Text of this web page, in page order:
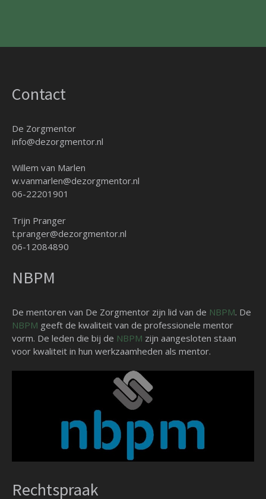
Contact
De Zorgmentor
info@dezorgmentor.nl
Willem van Marlen
w.vanmarlen@dezorgmentor.nl
06-22201901
Trijn Pranger
t.pranger@dezorgmentor.nl
06-12084890
NBPM
De mentoren van De Zorgmentor zijn lid van de NBPM. De
NBPM geeft de kwaliteit van de professionele mentor
vorm. De leden die bij de NBPM zijn aangesloten staan
voor kwaliteit in hun werkzaamheden als mentor.
Rechtspraak